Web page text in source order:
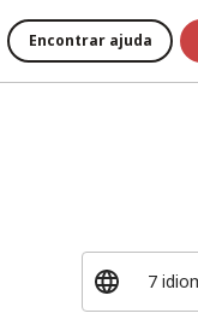
Encontrar ajuda